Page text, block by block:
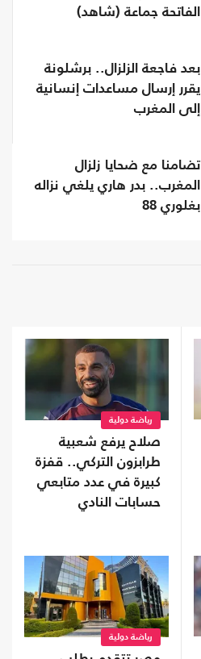
الفاتحة جماعة (شاهد)
بعد فاجعة الزلزال.. برشلونة
يقرر إرسال مساعدات إنسانية
إلى المغرب
تضامنا مع ضحايا زلزال
المغرب.. بدر هاري يلغي نزاله
بغلوري 88
رياضة دولية
صلاح يرفع شعبية
طرابزون التركي.. قفزة
كبيرة في عدد متابعي
حسابات النادي
رياضة دولية